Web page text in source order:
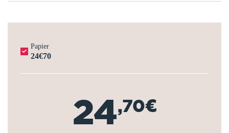
Papier
24€70
24,70€